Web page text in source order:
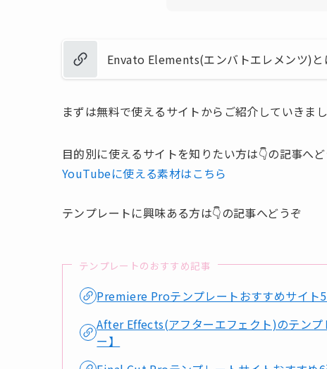
Envato Elements(エンバトエレメンツ)
まずは無料で使えるサイトからご紹介していきまし
目的別に使えるサイトを知りたい方は👇️の記事へ
YouTubeに使える素材はこちら
テンプレートに興味ある方は👇️の記事へどうぞ
テンプレートのおすすめ記事
Premiere Proテンプレートおすすめサイト
After Effects(アフターエフェクト)のテン
ー】